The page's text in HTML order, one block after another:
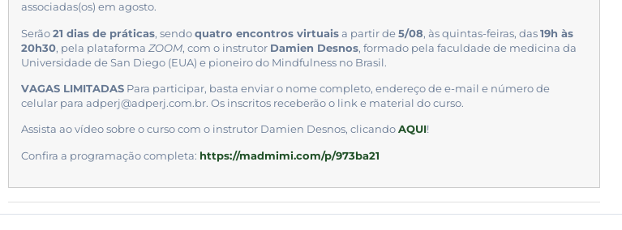
associadas(os) em agosto.
Serão 21 dias de práticas, sendo quatro encontros virtuais a partir de 5/08, às quintas-feiras, das 19h às
20h30, pela plataforma ZOOM, com o instrutor Damien Desnos, formado pela faculdade de medicina da
Universidade de San Diego (EUA) e pioneiro do Mindfulness no Brasil.
VAGAS LIMITADAS Para participar, basta enviar o nome completo, endereço de e-mail e número de
celular para adperj@adperj.com.br. Os inscritos receberão o link e material do curso.
Assista ao vídeo sobre o curso com o instrutor Damien Desnos, clicando AQUI!
Confira a programação completa: https://madmimi.com/p/973ba21